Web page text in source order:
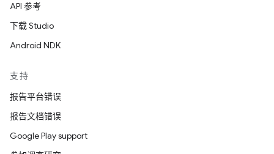
API 参考
下载 Studio
Android NDK
支持
报告平台错误
报告文档错误
Google Play support